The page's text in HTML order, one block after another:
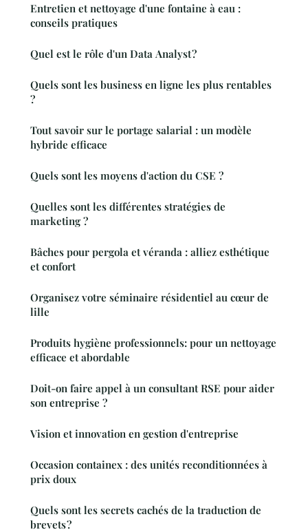
Entretien et nettoyage d'une fontaine à eau :
conseils pratiques
Quel est le rôle d'un Data Analyst ?
Quels sont les business en ligne les plus rentables
?
Tout savoir sur le portage salarial : un modèle
hybride efficace
Quels sont les moyens d'action du CSE ?
Quelles sont les différentes stratégies de
marketing ?
Bâches pour pergola et véranda : alliez esthétique
et confort
Organisez votre séminaire résidentiel au cœur de
lille
Produits hygiène professionnels: pour un nettoyage
efficace et abordable
Doit-on faire appel à un consultant RSE pour aider
son entreprise ?
Vision et innovation en gestion d'entreprise
Occasion containex : des unités reconditionnées à
prix doux
Quels sont les secrets cachés de la traduction de
brevets ?